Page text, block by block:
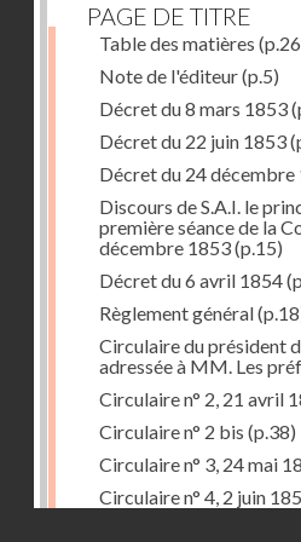
PAGE DE TITRE
Table des matières
Note de l'éditeur(p.5)
Décret du 8 mars 1853
Décret du 22 juin 1853
Décret du 24 décembre
Discours de S.A.I. le
première séance de la
décembre 1853(p.15)
Décret du 6 avril 1854
Règlement général
Circulaire du président
adressée à MM. Les
Circulaire n° 2, 21 avril
Circulaire n° 2 bis (p.38)
Circulaire n° 3, 24 mai
Circulaire n° 4, 2 juin